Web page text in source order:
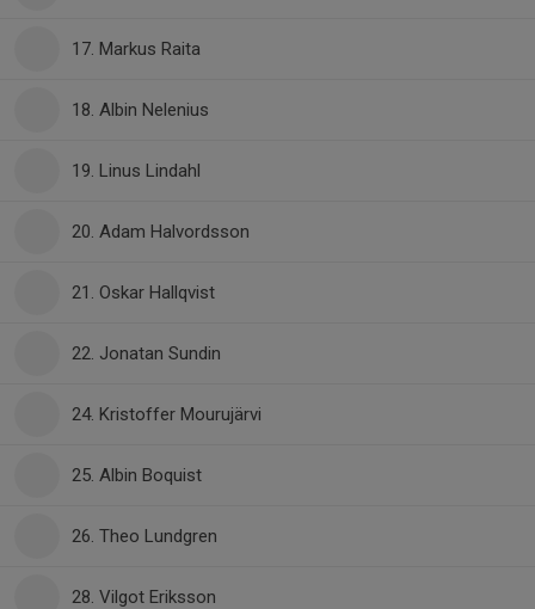
17. Markus Raita
18. Albin Nelenius
19. Linus Lindahl
20. Adam Halvordsson
21. Oskar Hallqvist
22. Jonatan Sundin
24. Kristoffer Mourujärvi
25. Albin Boquist
26. Theo Lundgren
28. Vilgot Eriksson